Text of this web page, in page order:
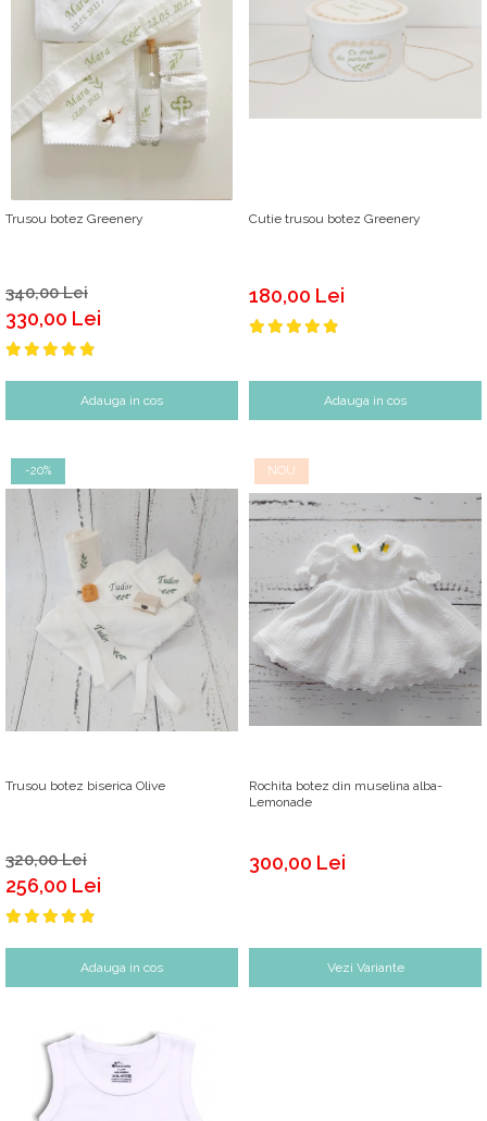
Trusou botez Greenery
340,00 Lei
330,00 Lei
Adauga in cos
Cutie trusou botez Greenery
180,00 Lei
Adauga in cos
-20%
Trusou botez biserica Olive
320,00 Lei
256,00 Lei
Adauga in cos
NOU
Rochita botez din muselina alba-
Lemonade
300,00 Lei
Vezi Variante